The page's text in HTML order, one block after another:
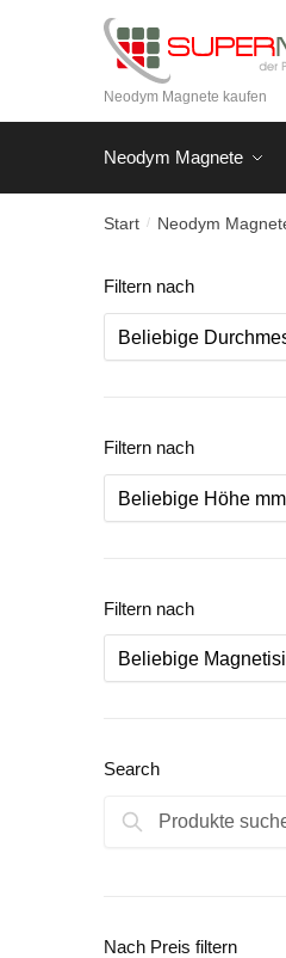
Neodym Magnete kaufen
Neodym Magnete
Start / Neodym
Filtern nach
Filtern nach
Filtern nach
Search
Suchen
Suchen
Nach Preis filtern